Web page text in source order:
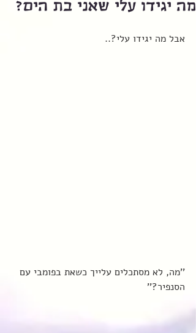
מה יגידו עלי שאני בת הים?
אבל מה יגידו עלי?..
''מה, לא מסתכלים עלייך כשאת בפומבי עם
הסנפיר?''